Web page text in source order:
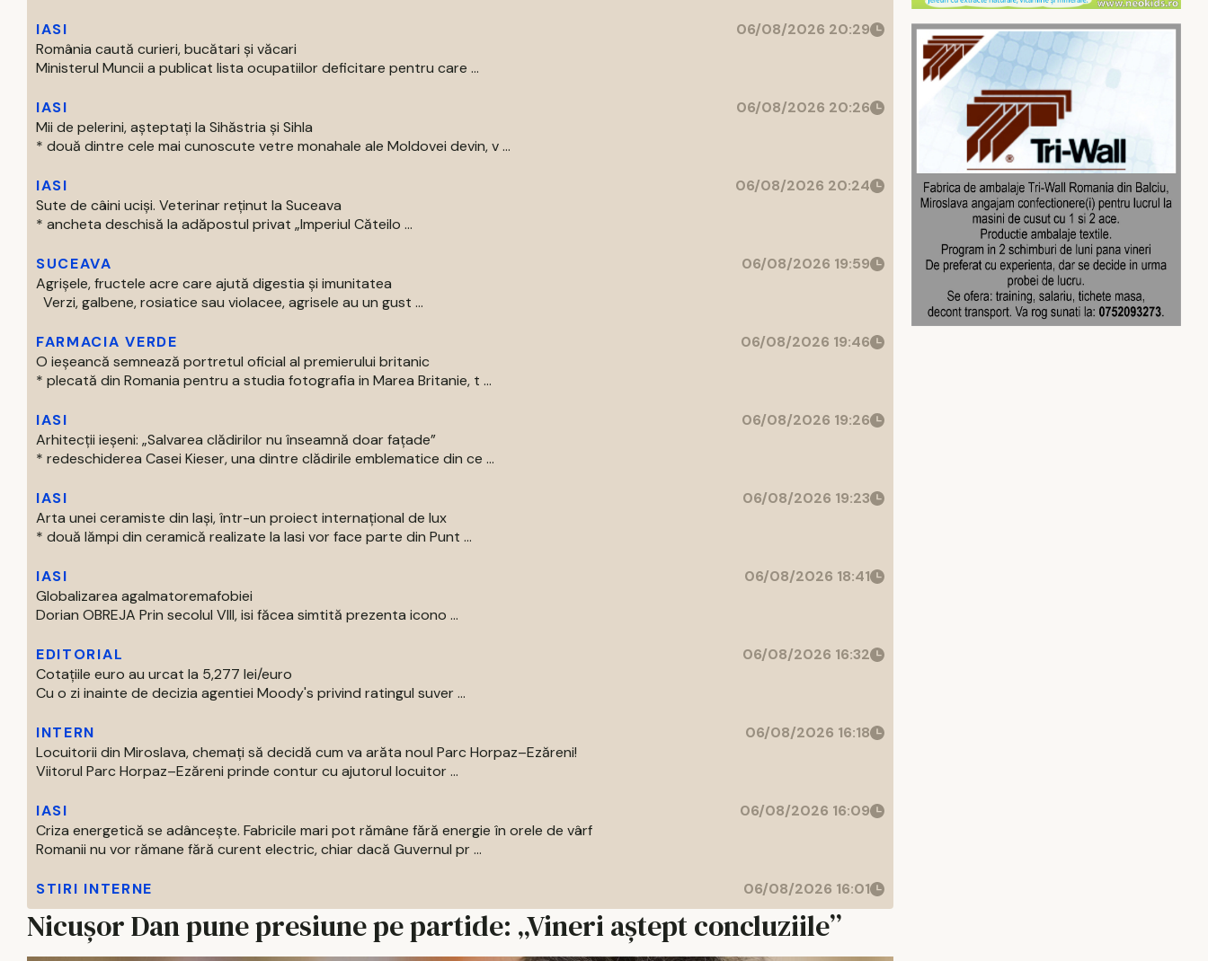
IASI
06/08/2026 20:29
România caută curieri, bucătari și văcari
Ministerul Muncii a publicat lista ocupatiilor deficitare pentru care ...
IASI
06/08/2026 20:26
Mii de pelerini, așteptați la Sihăstria și Sihla
* două dintre cele mai cunoscute vetre monahale ale Moldovei devin, v ...
IASI
06/08/2026 20:24
Sute de câini uciși. Veterinar reținut la Suceava
* ancheta deschisă la adăpostul privat „Imperiul Căteilo ...
SUCEAVA
06/08/2026 19:59
Agrișele, fructele acre care ajută digestia și imunitatea
Verzi, galbene, rosiatice sau violacee, agrisele au un gust ...
FARMACIA VERDE
06/08/2026 19:46
O ieșeancă semnează portretul oficial al premierului britanic
* plecată din Romania pentru a studia fotografia in Marea Britanie, t ...
IASI
06/08/2026 19:26
Arhitecții ieșeni: „Salvarea clădirilor nu înseamnă doar fațade”
* redeschiderea Casei Kieser, una dintre clădirile emblematice din ce ...
IASI
06/08/2026 19:23
Arta unei ceramiste din Iași, într-un proiect internațional de lux
* două lămpi din ceramică realizate la Iasi vor face parte din Punt ...
IASI
06/08/2026 18:41
Globalizarea agalmatoremafobiei
Dorian OBREJA Prin secolul VIII, isi făcea simtită prezenta icono ...
EDITORIAL
06/08/2026 16:32
Cotațiile euro au urcat la 5,277 lei/euro
Cu o zi inainte de decizia agentiei Moody's privind ratingul suver ...
INTERN
06/08/2026 16:18
Locuitorii din Miroslava, chemați să decidă cum va arăta noul Parc Horpaz–Ezăreni!
Viitorul Parc Horpaz–Ezăreni prinde contur cu ajutorul locuitor ...
IASI
06/08/2026 16:09
Criza energetică se adâncește. Fabricile mari pot rămâne fără energie în orele de vârf
Romanii nu vor rămane fără curent electric, chiar dacă Guvernul pr ...
STIRI INTERNE 06/08/2026 16:01
Nicușor Dan pune presiune pe partide: „Vineri aștept concluziile”